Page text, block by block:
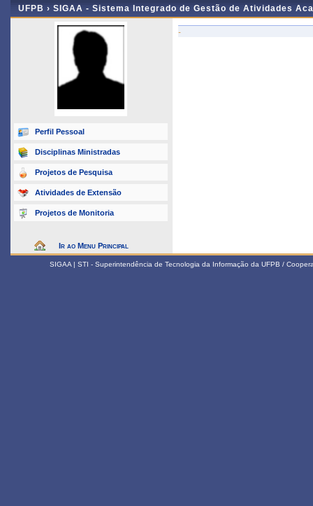
UFPB › SIGAA - Sistema Integrado de Gestão de Atividades
Perfil Pessoal
Disciplinas Ministradas
Projetos de Pesquisa
Atividades de Extensão
Projetos de Monitoria
Ir ao Menu Principal
-
SIGAA | STI - Superintendência de Tecnologia da Informação da UFPB /